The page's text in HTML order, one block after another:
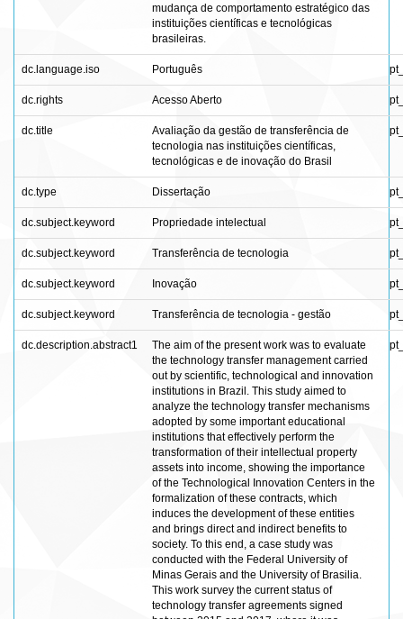
mudança de comportamento estratégico das
instituições científicas e tecnológicas
brasileiras.
dc.language.iso Português
dc.rights Acesso Aberto
dc.title
Avaliação da gestão de transferência de
tecnologia nas instituições científicas,
tecnológicas e de inovação do Brasil
dc.type Dissertação
dc.subject.keyword Propriedade intelectual
dc.subject.keyword Transferência de tecnologia
dc.subject.keyword Inovação
dc.subject.keyword Transferência de tecnologia - gestão
dc.description.abstract1
The aim of the present work was to evaluate
the technology transfer management carried
out by scientific, technological and innovation
institutions in Brazil. This study aimed to
analyze the technology transfer mechanisms
adopted by some important educational
institutions that effectively perform the
transformation of their intellectual property
assets into income, showing the importance
of the Technological Innovation Centers in the
formalization of these contracts, which
induces the development of these entities
and brings direct and indirect benefits to
society. To this end, a case study was
conducted with the Federal University of
Minas Gerais and the University of Brasilia.
This work survey the current status of
technology transfer agreements signed